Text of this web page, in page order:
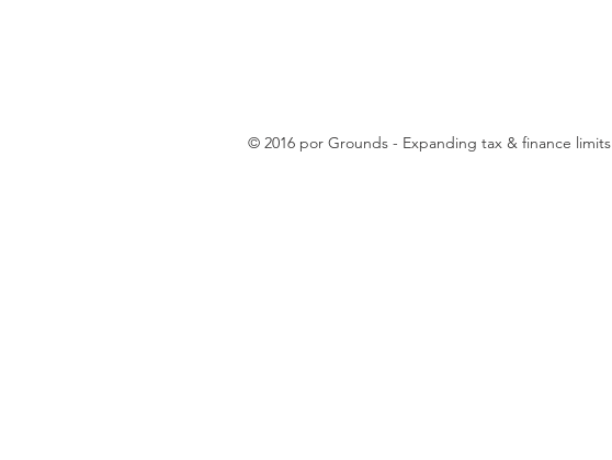
© 2016 por Grounds - Expanding tax & finance limits